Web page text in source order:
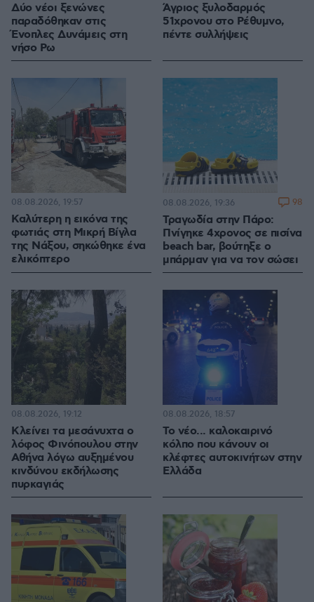
Δύο νέοι ξενώνες
παραδόθηκαν στις
Ένοπλες Δυνάμεις στη
νήσο Ρω
Άγριος ξυλοδαρμός
51χρονου στο Ρέθυμνο,
πέντε συλλήψεις
Καλύτερη η εικόνα της
φωτιάς στη Μικρή Βίγλα
της Νάξου, σηκώθηκε ένα
ελικόπτερο
08.08.2026, 19:57
Τραγωδία στην Πάρο:
Πνίγηκε 4χρονος σε πισίνα
beach bar, βούτηξε ο
μπάρμαν για να τον σώσει
08.08.2026, 19:36 98
Κλείνει τα μεσάνυχτα ο
λόφος Φινόπουλου στην
Αθήνα λόγω αυξημένου
κινδύνου εκδήλωσης
πυρκαγιάς
08.08.2026, 19:12
Το νέο... καλοκαιρινό
κόλπο που κάνουν οι
κλέφτες αυτοκινήτων στην
Ελλάδα
08.08.2026, 18:57